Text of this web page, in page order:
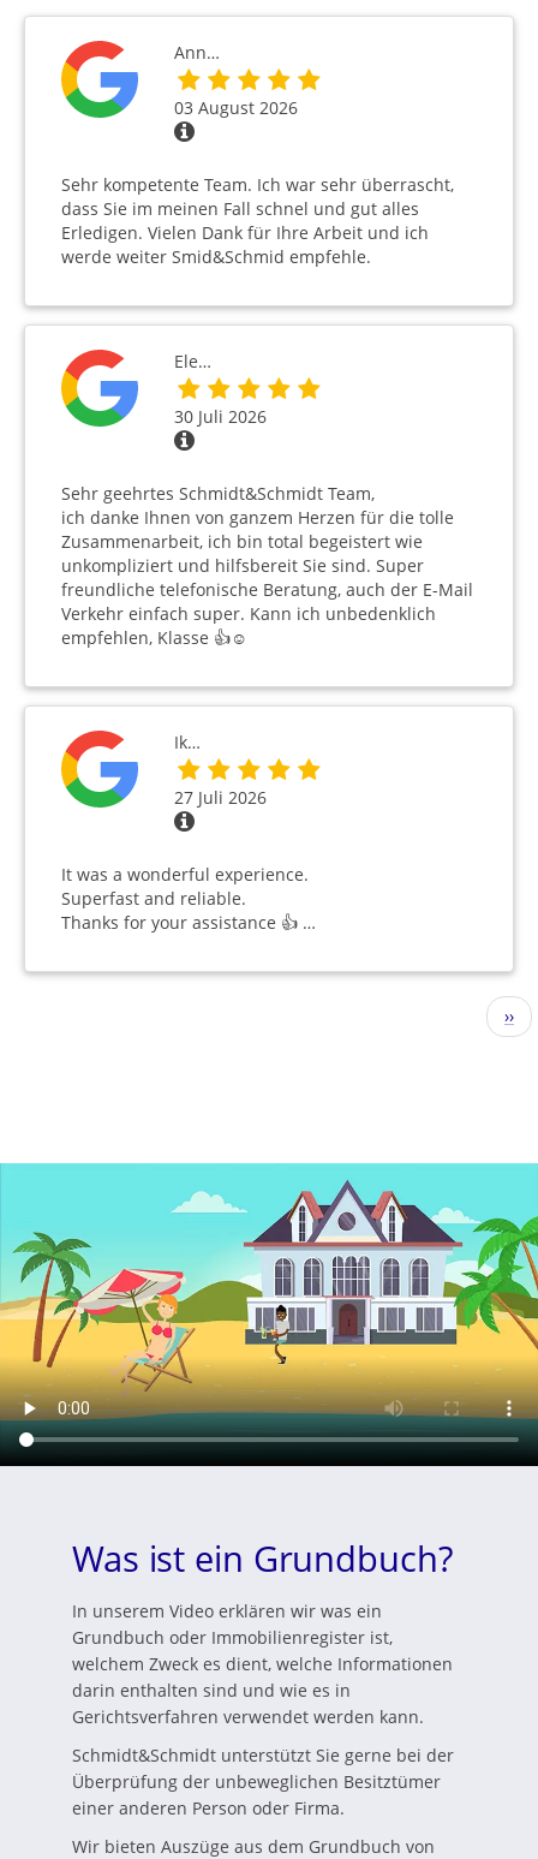
Ann…
03 August 2026
Sehr kompetente Team. Ich war sehr überrascht,
dass Sie im meinen Fall schnel und gut alles
Erledigen. Vielen Dank für Ihre Arbeit und ich
werde weiter Smid&Schmid empfehle.
Ele…
30 Juli 2026
Sehr geehrtes Schmidt&Schmidt Team,
ich danke Ihnen von ganzem Herzen für die tolle
Zusammenarbeit, ich bin total begeistert wie
unkompliziert und hilfsbereit Sie sind. Super
freundliche telefonische Beratung, auch der E-Mail
Verkehr einfach super. Kann ich unbedenklich
empfehlen, Klasse 👍☺️
Ik…
27 Juli 2026
It was a wonderful experience.
Superfast and reliable.
Thanks for your assistance 👍 …
››
Was ist ein Grundbuch?
In unserem Video erklären wir was ein
Grundbuch oder Immobilienregister ist,
welchem Zweck es dient, welche Informationen
darin enthalten sind und wie es in
Gerichtsverfahren verwendet werden kann.
Schmidt&Schmidt unterstützt Sie gerne bei der
Überprüfung der unbeweglichen Besitztümer
einer anderen Person oder Firma.
Wir bieten Auszüge aus dem Grundbuch von